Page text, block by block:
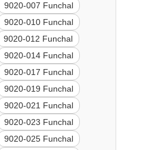
9020-007 Funchal
9020-010 Funchal
9020-012 Funchal
9020-014 Funchal
9020-017 Funchal
9020-019 Funchal
9020-021 Funchal
9020-023 Funchal
9020-025 Funchal